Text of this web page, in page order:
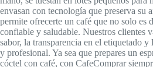
envasan con tecnología que preserva su
permite ofrecerte un café que no solo es
confiable y saludable. Nuestros clientes
sabor, la transparencia en el etiquetado
y profesional. Ya sea que prepares un
cóctel con café, con CafeComprar